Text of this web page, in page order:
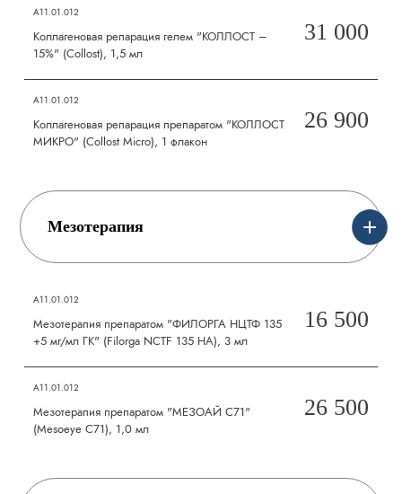
А11.01.012
Коллагеновая репарация гелем "КОЛЛОСТ –
15%" (Collost), 1,5 мл
31 000
А11.01.012
Коллагеновая репарация препаратом "КОЛЛОСТ
МИКРО" (Collost Micro), 1 флакон
26 900
Мезотерапия
А11.01.012
Мезотерапия препаратом "ФИЛОРГА НЦТФ 135
+5 мг/мл ГК" (Filorga NCTF 135 НА), 3 мл
16 500
А11.01.012
Мезотерапия препаратом "МЕЗОАЙ С71"
(Mesoeye C71), 1,0 мл
26 500